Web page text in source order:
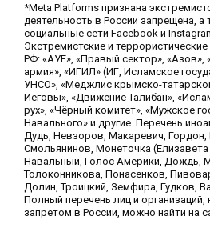
*Meta Platforms признана
деятельность в России запрещена,
социальные сети Facebook и
Экстремистские и
РФ: «АУЕ», «Правый сектор», «Азов»,
армия», «ИГИЛ» (ИГ, Исламское
УНСО», «Меджлис крымско-
Иеговы», «Движение Талибан»,
рух», «Чёрный комитет», «Мужское
Навального» и другие. Перечень
Дудь, Невзоров, Макаревич,
Смольянинов, Монеточка
Навальный, Голос Америки, Дождь,
Толоконникова, Понасенков,
Долин, Троицкий, Земфира, Гудков,
Полный перечень лиц и
запретом в России, можно найти на